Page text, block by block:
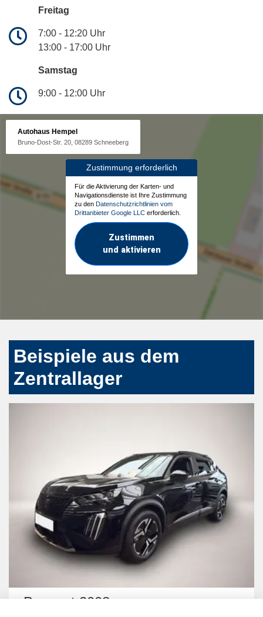
Freitag
7:00 - 12:20 Uhr
13:00 - 17:00 Uhr
Samstag
9:00 - 12:00 Uhr
Autohaus Hempel
Bruno-Dost-Str. 20, 08289 Schneeberg
Zustimmung erforderlich
Für die Aktivierung der Karten- und
Navigationsdienste ist Ihre Zustimmung
zu den Datenschutzrichtlinien vom
Drittanbieter Google LLC erforderlich.
Zustimmen
und aktivieren
Beispiele aus dem
Zentrallager
Peugeot 2008